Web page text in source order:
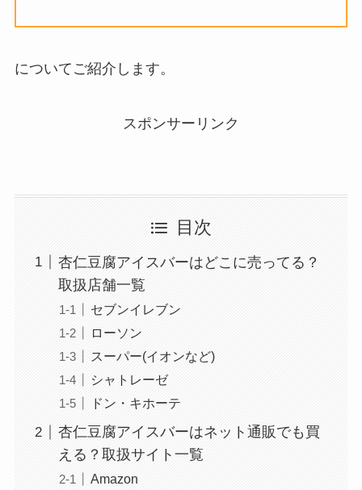
についてご紹介します。
スポンサーリンク
目次
杏仁豆腐アイスバーはどこに売ってる？
取扱店舗一覧
セブンイレブン
ローソン
スーパー(イオンなど)
シャトレーゼ
ドン・キホーテ
杏仁豆腐アイスバーはネット通販でも買
える？取扱サイト一覧
Amazon